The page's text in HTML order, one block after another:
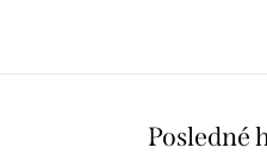
Posledné